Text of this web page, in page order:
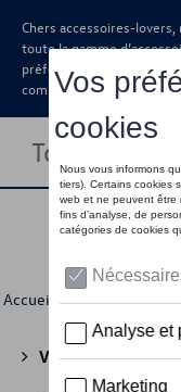
Chers accessoires-
toute la gamme
préférée sous forme de
commander auprès de
Toggle
Accueil >Pour vous >
Volkswagen